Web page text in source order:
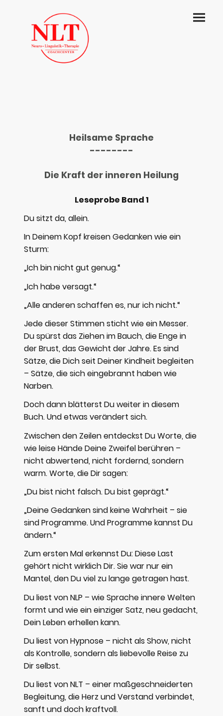
Heilsame Sprache
--------
Die Kraft der inneren Heilung
Leseprobe Band 1
Du sitzt da, allein.
In Deinem Kopf kreisen Gedanken wie ein
Sturm:
„Ich bin nicht gut genug.“
„Ich habe versagt.“
„Alle anderen schaffen es, nur ich nicht.“
Jede dieser Stimmen sticht wie ein Messer.
Du spürst das Ziehen im Bauch, die Enge in
der Brust, das Gewicht der Jahre. Es sind
Sätze, die Dich seit Deiner Kindheit begleiten
– Sätze, die sich eingebrannt haben wie
Narben.
Doch dann blätterst Du weiter in diesem
Buch. Und etwas verändert sich.
Zwischen den Zeilen entdeckst Du Worte, die
wie leise Hände Deine Zweifel berühren –
nicht abwertend, nicht fordernd, sondern
warm. Worte, die Dir sagen:
„Du bist nicht falsch. Du bist geprägt.“
„Deine Gedanken sind keine Wahrheit – sie
sind Programme. Und Programme kannst Du
ändern.“
Zum ersten Mal erkennst Du: Diese Last
gehört nicht wirklich Dir. Sie war nur ein
Mantel, den Du viel zu lange getragen hast.
Du liest von NLP – wie Sprache innere Welten
formt und wie ein einziger Satz, neu gedacht,
Dein Leben erhellen kann.
Du liest von Hypnose – nicht als Show, nicht
als Kontrolle, sondern als liebevolle Reise zu
Dir selbst.
Du liest von NLT – einer maßgeschneiderten
Begleitung, die Herz und Verstand verbindet,
sanft und doch kraftvoll.